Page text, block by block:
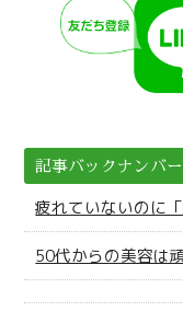
記事バックナンバー
疲れていないのに
50代からの美容は